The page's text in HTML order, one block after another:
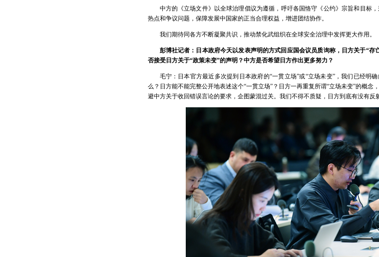
中方的《立场文件》以全球治理倡议为遵循，呼吁各国恪守《公约》宗旨和目标
热点和争议问题，保障发展中国家的正当合理权益，增进团结协作。
我们期待同各方不断凝聚共识，推动禁化武组织在全球安全治理中发挥更大作用。
彭博社记者：日本政府今天以发表声明的方式回应国会议员质询称，日方关于“
否接受日方关于“政策未变”的声明？中方是否希望日方作出更多努力？
毛宁：日本官方最近多次提到日本政府的“一贯立场”或“立场未变”，我们已经明
么？日方能不能完整公开地表述这个“一贯立场”？日方一再重复所谓“立场未变”的概
避中方关于收回错误言论的要求，企图蒙混过关。我们不得不质疑，日方到底有没有反